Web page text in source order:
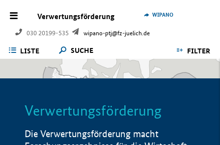
Verwertungsförderung
030 20199-535 wipano-ptj@fz-juelich.de
WIPANO
LISTE SUCHE FILTER
Verwertungsförderung
Die Verwertungsförderung macht